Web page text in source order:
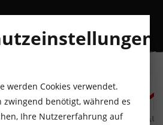
SA
8
AUGUST
SO
9
AUGUST
MO
10
AUGUST
werden Cookies verwendet.
zwingend benötigt, während es
Ihre Nutzererfahrung auf